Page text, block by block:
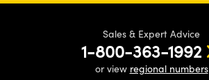
Sales & Expert Advice
1-800-363-1992
or view regional numbers